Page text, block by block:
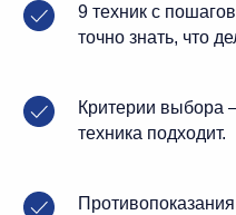
9 техник с
точно знать, что
Критерии выбора
техника подходит.